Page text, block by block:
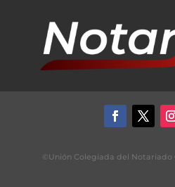
©Unión Colegiada del Notariado